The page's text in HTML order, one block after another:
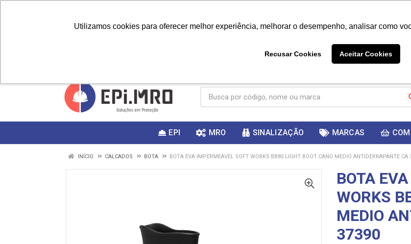
Utilizamos cookies para oferecer melhor experiência, melhorar o desempenho, analisar como
Recusar Cookies Aceitar Cookies
ganhar
EPI MRO SINALIZAÇÃO MARCAS
INÍCIO CALCADOS BOTA BOTA EVA IMPERMEAVEL SOFT WORKS BB85 LIGHT BOOT CANO MEDIO ANTIDERRAPANTE CA
BOTA
WORKS
MEDIO
37390